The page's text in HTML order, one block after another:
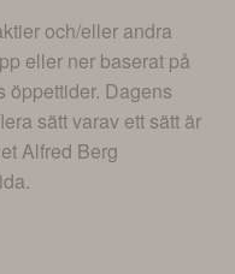
och/eller andra
eller ner baserat på
öppettider. Dagens
sätt varav ett sätt är
Alfred Berg